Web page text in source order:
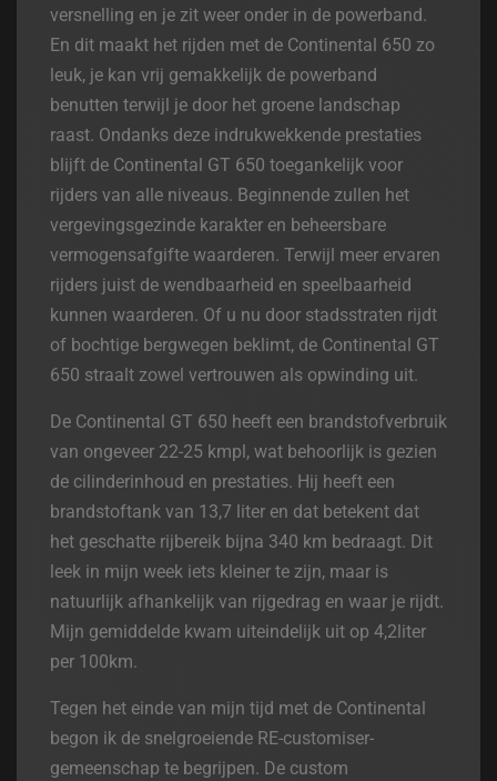
versnelling en je zit weer onder in de powerband.
En dit maakt het rijden met de Continental 650 zo
leuk, je kan vrij gemakkelijk de powerband
benutten terwijl je door het groene landschap
raast. Ondanks deze indrukwekkende prestaties
blijft de Continental GT 650 toegankelijk voor
rijders van alle niveaus. Beginnende zullen het
vergevingsgezinde karakter en beheersbare
vermogensafgifte waarderen. Terwijl meer ervaren
rijders juist de wendbaarheid en speelbaarheid
kunnen waarderen. Of u nu door stadsstraten rijdt
of bochtige bergwegen beklimt, de Continental GT
650 straalt zowel vertrouwen als opwinding uit.
De Continental GT 650 heeft een brandstofverbruik
van ongeveer 22-25 kmpl, wat behoorlijk is gezien
de cilinderinhoud en prestaties. Hij heeft een
brandstoftank van 13,7 liter en dat betekent dat
het geschatte rijbereik bijna 340 km bedraagt. Dit
leek in mijn week iets kleiner te zijn, maar is
natuurlijk afhankelijk van rijgedrag en waar je rijdt.
Mijn gemiddelde kwam uiteindelijk uit op 4,2liter
per 100km.
Tegen het einde van mijn tijd met de Continental
begon ik de snelgroeiende RE-customiser-
gemeenschap te begrijpen. De custom